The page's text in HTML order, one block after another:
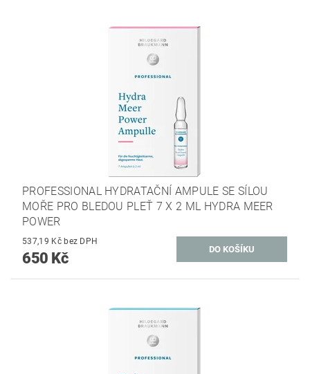
PROFESSIONAL HYDRATAČNÍ AMPULE SE SÍLOU
MOŘE PRO BLEDOU PLEŤ 7 X 2 ML HYDRA MEER
POWER
537,19 Kč bez DPH
650 Kč